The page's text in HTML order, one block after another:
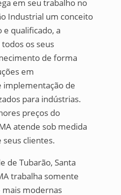
em seu trabalho no
Industrial um conceito
e qualificado, a
os seus
de forma
em
de
para indústrias.
preços do
atende sob medida
seus clientes.
de Tubarão, Santa
trabalha somente
modernas